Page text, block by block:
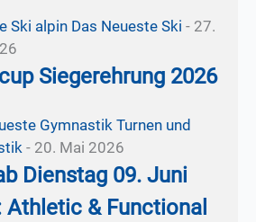
Ski alpin Das Neueste Ski - 27.
Siegerehrung 2026
Gymnastik Turnen und
- 20. Mai 2026
Dienstag 09. Juni
Athletic & Functional